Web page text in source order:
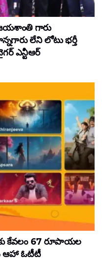
గారు
లేని లోటు భర్తీ
ఎన్టీఆర్
కేవలం 67 రూపాయల
ఆహా ఓటీటీ